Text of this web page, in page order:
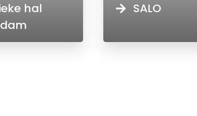
hal
SALO